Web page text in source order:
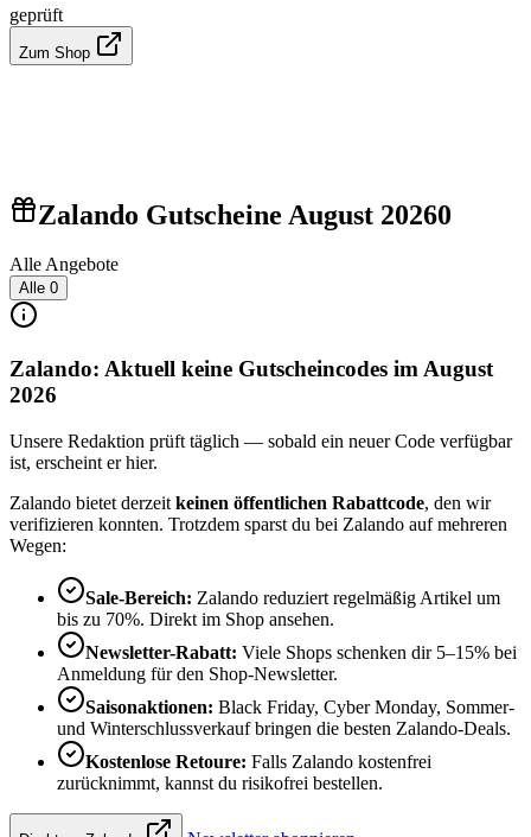
geprüft
Zum Shop
Zalando Gutscheine August 20260
Alle Angebote
Alle 0
Zalando: Aktuell keine Gutscheincodes im August
2026
Unsere Redaktion prüft täglich — sobald ein neuer Code verfügbar
ist, erscheint er hier.
Zalando bietet derzeit keinen öffentlichen Rabattcode, den wir
verifizieren konnten. Trotzdem sparst du bei Zalando auf mehreren
Wegen:
Sale-Bereich: Zalando reduziert regelmäßig Artikel um
bis zu 70%. Direkt im Shop ansehen.
Newsletter-Rabatt: Viele Shops schenken dir 5–15% bei
Anmeldung für den Shop-Newsletter.
Saisonaktionen: Black Friday, Cyber Monday, Sommer-
und Winterschlussverkauf bringen die besten Zalando-Deals.
Kostenlose Retoure: Falls Zalando kostenfrei
zurücknimmt, kannst du risikofrei bestellen.